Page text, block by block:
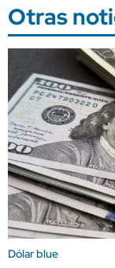
Otras
Dólar blue